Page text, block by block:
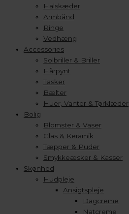
Halskæder
Armbånd
Ringe
Vedhæng
Accessories
Solbriller & Briller
Hårpynt
Tasker
Bælter
Huer, Vanter & Tørklæder
Bolig
Blomster & Vaser
Glas & Keramik
Tæpper & Puder
Smykkeæsker & Kasser
Skønhed
Hudpleje
Ansigtspleje
Dagcreme
Natcreme